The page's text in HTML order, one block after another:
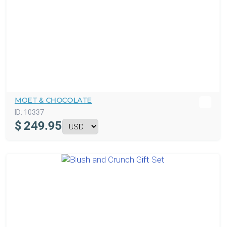
MOET & CHOCOLATE
ID: 10337
$ 249.95